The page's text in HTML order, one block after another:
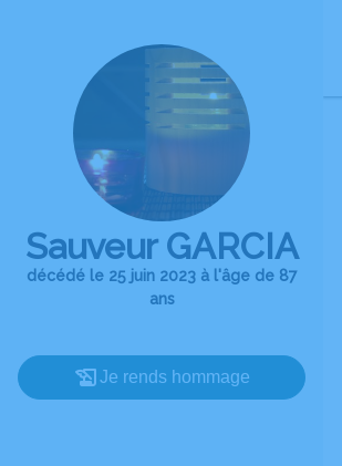
Sauveur GARCIA
décédé le 25 juin 2023 à l'âge de 87
ans
Je rends hommage